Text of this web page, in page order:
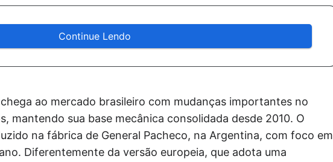
Continue Lendo
ao mercado brasileiro com mudanças importantes no
mantendo sua base mecânica consolidada desde 2010. O
na fábrica de General Pacheco, na Argentina, com foco em
Diferentemente da versão europeia, que adota uma